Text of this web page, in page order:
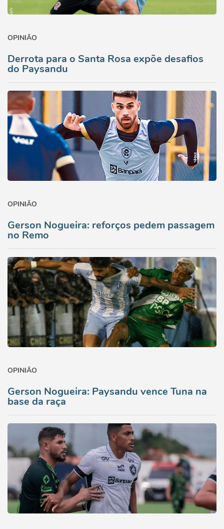
OPINIÃO
Derrota para o Santa Rosa expõe desafios
do Paysandu
OPINIÃO
Gerson Nogueira: reforços pedem passagem
no Remo
OPINIÃO
Gerson Nogueira: Paysandu vence Tuna na
base da raça